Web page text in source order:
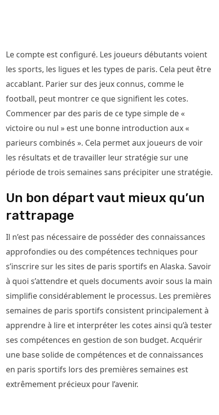
Le compte est configuré. Les joueurs débutants voient
les sports, les ligues et les types de paris. Cela peut être
accablant. Parier sur des jeux connus, comme le
football, peut montrer ce que signifient les cotes.
Commencer par des paris de ce type simple de «
victoire ou nul » est une bonne introduction aux «
parieurs combinés ». Cela permet aux joueurs de voir
les résultats et de travailler leur stratégie sur une
période de trois semaines sans précipiter une stratégie.
Un bon départ vaut mieux qu’un
rattrapage
Il n’est pas nécessaire de posséder des connaissances
approfondies ou des compétences techniques pour
s’inscrire sur les sites de paris sportifs en Alaska. Savoir
à quoi s’attendre et quels documents avoir sous la main
simplifie considérablement le processus. Les premières
semaines de paris sportifs consistent principalement à
apprendre à lire et interpréter les cotes ainsi qu’à tester
ses compétences en gestion de son budget. Acquérir
une base solide de compétences et de connaissances
en paris sportifs lors des premières semaines est
extrêmement précieux pour l’avenir.